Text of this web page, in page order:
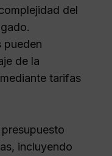
del
pueden
de la
tarifas
incluyendo